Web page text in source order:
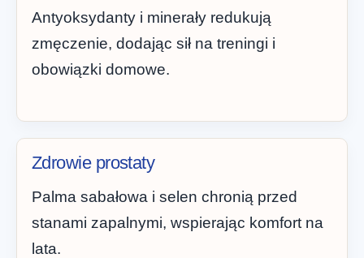
Antyoksydanty i minerały redukują
zmęczenie, dodając sił na treningi i
obowiązki domowe.
Zdrowie prostaty
Palma sabałowa i selen chronią przed
stanami zapalnymi, wspierając komfort na
lata.